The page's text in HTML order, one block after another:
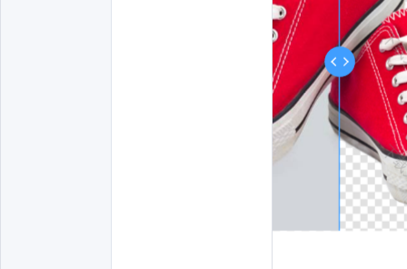
图片压缩
下
下载无水印 下